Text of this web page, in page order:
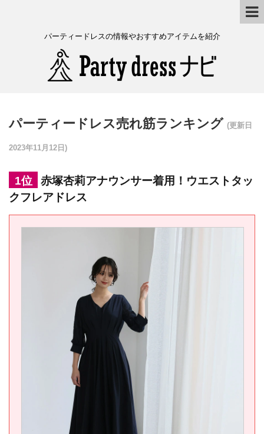
パーティードレスの情報やおすすめアイテムを紹介
パーティードレス売れ筋ランキング (更新日
2023年11月12日)
1位
赤塚杏莉アナウンサー着用！ウエストタッ
クフレアドレス